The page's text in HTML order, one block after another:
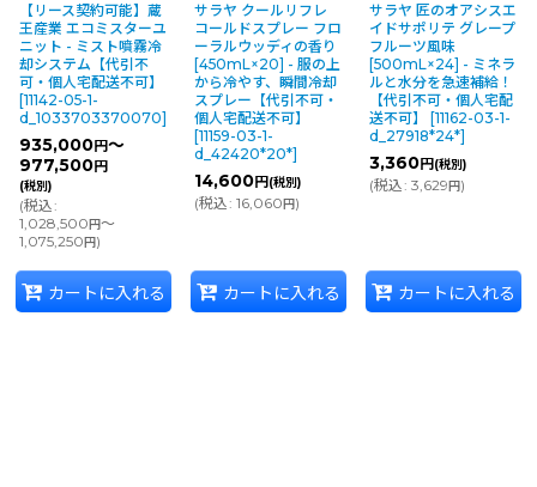
【リース契約可能】蔵
王産業 エコミスターユ
ニット - ミスト噴霧冷
却システム【代引不
可・個人宅配送不可】
[11142-05-1-
d_1033703370070]
935,000円～
977,500円
(税別)
(税込:
1,028,500 円～
1,075,250 円)
カートに入れる
サラヤ クールリフレ
コールドスプレー フロ
ーラルウッディの香り
[450mL×20] - 服の上
から冷やす、瞬間冷却
スプレー【代引不可・
個人宅配送不可】
[11159-03-1-
d_42420*20*]
14,600円 (税別)
(税込: 16,060 円)
カートに入れる
サラヤ 匠のオアシスエ
イドサポリテ グレープ
フルーツ風味
[500mL×24] - ミネラ
ルと水分を急速補給！
【代引不可・個人宅配
送不可】
[11162-03-1-
d_27918*24*]
3,360円 (税別)
(税込: 3,629 円)
カートに入れる